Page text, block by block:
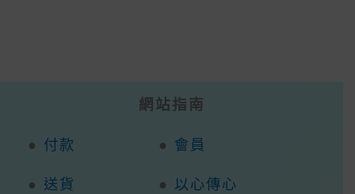
網站指南
● 付款 ● 會員
● 送貨 ● 以心傳心